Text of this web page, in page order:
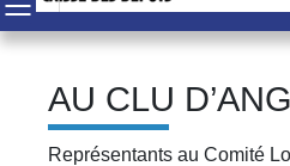
AU CLU
Représentants au Comité